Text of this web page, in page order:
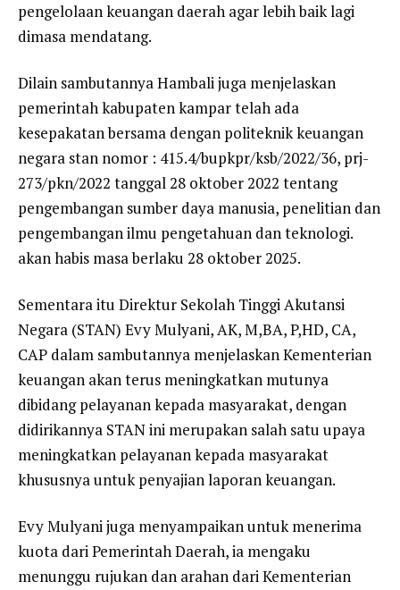
pengelolaan keuangan daerah agar lebih baik lagi
dimasa mendatang.
Dilain sambutannya Hambali juga menjelaskan
pemerintah kabupaten kampar telah ada
kesepakatan bersama dengan politeknik keuangan
negara stan nomor : 415.4/bupkpr/ksb/2022/36, prj-
273/pkn/2022 tanggal 28 oktober 2022 tentang
pengembangan sumber daya manusia, penelitian dan
pengembangan ilmu pengetahuan dan teknologi.
akan habis masa berlaku 28 oktober 2025.
Sementara itu Direktur Sekolah Tinggi Akutansi
Negara (STAN) Evy Mulyani, AK, M,BA, P,HD, CA,
CAP dalam sambutannya menjelaskan Kementerian
keuangan akan terus meningkatkan mutunya
dibidang pelayanan kepada masyarakat, dengan
didirikannya STAN ini merupakan salah satu upaya
meningkatkan pelayanan kepada masyarakat
khususnya untuk penyajian laporan keuangan.
Evy Mulyani juga menyampaikan untuk menerima
kuota dari Pemerintah Daerah, ia mengaku
menunggu rujukan dan arahan dari Kementerian